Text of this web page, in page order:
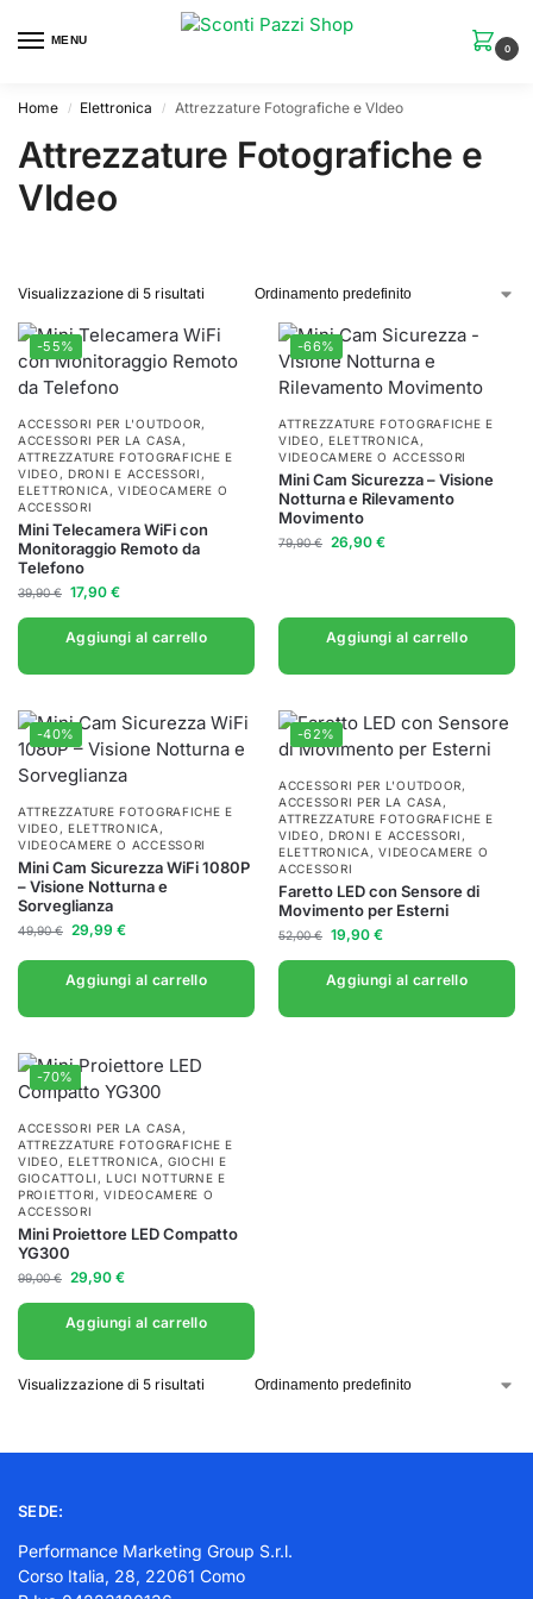
MENU
0
Home / Elettronica / Attrezzature Fotografiche e VIdeo
Attrezzature Fotografiche e
VIdeo
Visualizzazione di 5 risultati
-55%
ACCESSORI PER L'OUTDOOR,
ACCESSORI PER LA CASA ,
ATTREZZATURE FOTOGRAFICHE E
VIDEO , DRONI E ACCESSORI ,
ELETTRONICA ,VIDEOCAMERE O
ACCESSORI
Mini Telecamera WiFi con
Monitoraggio Remoto da
Telefono
39,90€ 17,90 €
Aggiungi al carrello
-66%
ATTREZZATURE FOTOGRAFICHE E
VIDEO , ELETTRONICA ,
VIDEOCAMERE O ACCESSORI
Mini Cam Sicurezza – Visione
Notturna e Rilevamento
Movimento
79,90€ 26,90 €
Aggiungi al carrello
-40%
ATTREZZATURE FOTOGRAFICHE E
VIDEO , ELETTRONICA ,
VIDEOCAMERE O ACCESSORI
Mini Cam Sicurezza WiFi 1080P
– Visione Notturna e
Sorveglianza
49,90€ 29,99 €
Aggiungi al carrello
-62%
ACCESSORI PER L'OUTDOOR,
ACCESSORI PER LA CASA ,
ATTREZZATURE FOTOGRAFICHE E
VIDEO , DRONI E ACCESSORI ,
ELETTRONICA ,VIDEOCAMERE O
ACCESSORI
Faretto LED con Sensore di
Movimento per Esterni
52,00€ 19,90 €
Aggiungi al carrello
-70%
ACCESSORI PER LA CASA ,
ATTREZZATURE FOTOGRAFICHE E
VIDEO , ELETTRONICA ,GIOCHI E
GIOCATTOLI ,LUCI NOTTURNE E
PROIETTORI ,VIDEOCAMERE O
ACCESSORI
Mini Proiettore LED Compatto
YG300
99,00€ 29,90 €
Aggiungi al carrello
Visualizzazione di 5 risultati
SEDE:
Performance Marketing Group S.r.l.
Corso Italia, 28, 22061 Como